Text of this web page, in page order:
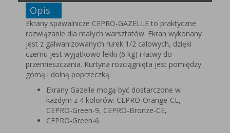
Opis
Ekrany spawalnicze CEPRO-GAZELLE to praktyczne
rozwiązanie dla małych warsztatów. Ekran wykonany
jest z galwanizowanych rurek 1/2 calowych, dzięki
czemu jest wyjątkowo lekki (6 kg) i łatwy do
przemieszczania. Kurtyna rozciągnięta jest pomiędzy
górną i dolną poprzeczką.
Ekrany Gazelle mogą być dostarczone w
każdym z 4 kolorów: CEPRO-Orange-CE,
CEPRO-Green-9, CEPRO-Bronze-CE,
CEPRO-Green-6.